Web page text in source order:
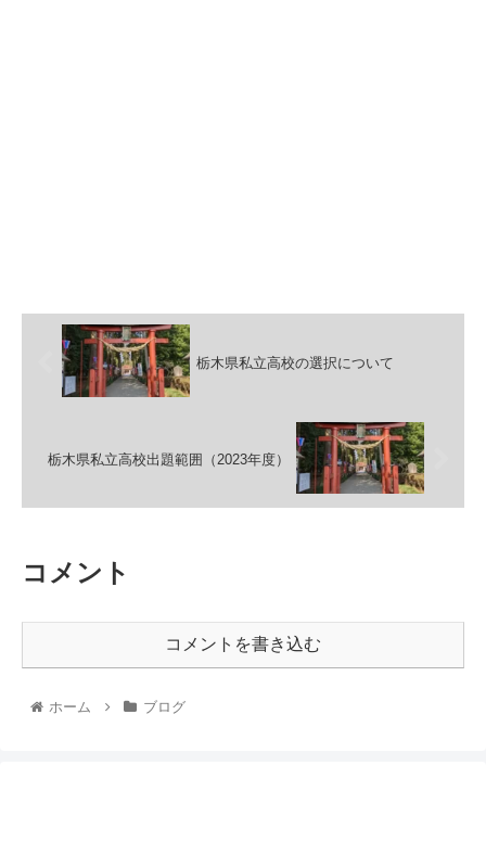
栃木県私立高校の選択について
栃木県私立高校出題範囲（2023年度）
コメント
コメントを書き込む
ホーム ブログ